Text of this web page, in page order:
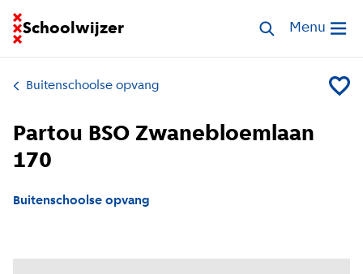
Schoolwijzer
Ga naar homepage van SchoolwijzerZoek opvang
Open
Menu
Buitenschoolse opvang Voeg
Partou BSO Zwanebloemlaan
170
Buitenschoolse opvang